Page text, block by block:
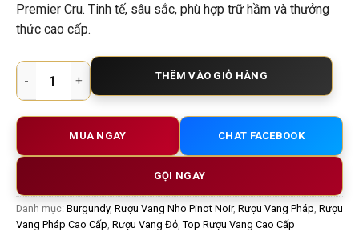
Premier Cru. Tinh tế, sâu sắc, phù hợp trữ hầm và thưởng
thức cao cấp.
Rượu Vang Pháp Château de Chamirey Clos des Ruelles
THÊM VÀO GIỎ HÀNG
MUA NGAY CHAT FACEBOOK
GỌI NGAY
Danh mục: Burgundy, Rượu Vang Nho Pinot Noir, Rượu Vang Pháp Rượu
Vang Pháp Cao Cấp Rượu Vang Đỏ Top Rượu Vang Cao Cấp